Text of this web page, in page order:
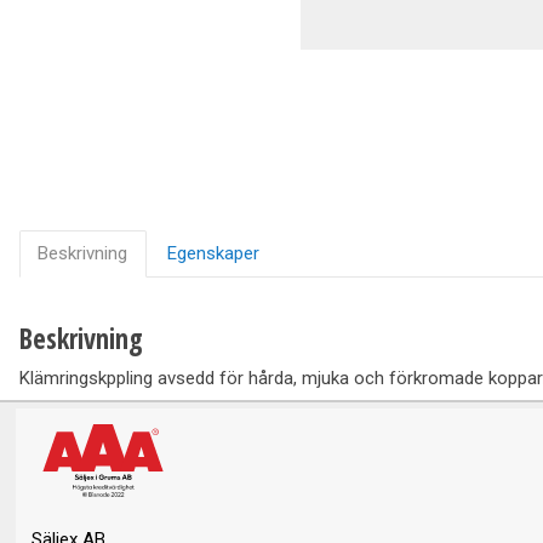
Beskrivning Egenskaper
Beskrivning
Klämringskppling avsedd för hårda, mjuka och förkromade